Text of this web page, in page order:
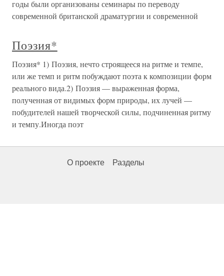
годы были организованы семинары по переводу
современной британской драматургии и современной
Поэзия*
Поэзия* 1) Поэзия, нечто строящееся на ритме и темпе,
или же темп и ритм побуждают поэта к композиции форм
реального вида.2) Поэзия — выраженная форма,
полученная от видимых форм природы, их лучей —
побудителей нашей творческой силы, подчиненная ритму
и темпу.Иногда поэт
О проекте Разделы